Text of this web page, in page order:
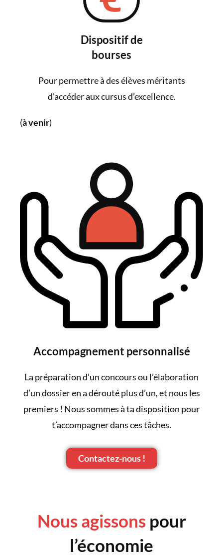
Dispositif de
bourses
Pour permettre à des élèves méritants
d’accéder aux cursus d’excellence.
(à venir)
Accompagnement personnalisé
La préparation d’un concours ou l’élaboration
d’un dossier en a dérouté plus d’un, et nous les
premiers ! Nous sommes à ta disposition pour
t’accompagner dans ces tâches.
Contactez-nous !
Nous agissons pour
l’économie